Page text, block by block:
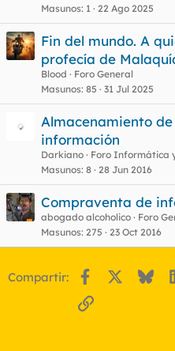
Masunos 1 22 Ago 2025
Fin del mundo. A
profecía de
Blood
Foro General
Masunos 85 31 Jul 2025
Almacenamiento
información
Darkiano
Foro Informática
Masunos 8 28 Jun 2016
Compraventa de
abogado alcoholico
Foro
Masunos 275 23 Oct 2016
Compartir: Facebook
Enlace